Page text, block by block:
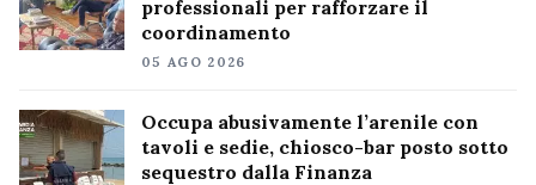
professionali per rafforzare il
coordinamento
05 AGO 2026
Occupa abusivamente l’arenile con
tavoli e sedie, chiosco-bar posto sotto
sequestro dalla Finanza